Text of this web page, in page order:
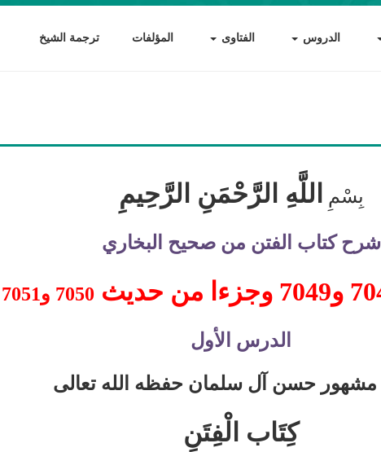
الدروس الفتاوى المؤلفات ترجمة الشيخ
بِسْمِ اللَّهِ الرَّحْمَنِ الرَّحِيمِ
شرح كتاب الفتن من صحيح البخاري
و7049 وجزءا من حديث 7050 و7051
الدرس الأول
مشهور حسن آل سلمان حفظه الله تعالى
كِتَاب الْفِتَنِ